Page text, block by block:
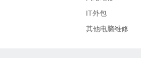
IT外包
其他电脑维修